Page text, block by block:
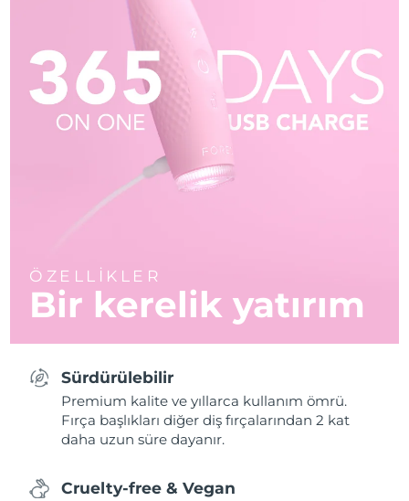
ÖZELLİKLER
Bir kerelik yatırım
Sürdürülebilir
Premium kalite ve yıllarca kullanım ömrü.
Fırça başlıkları diğer diş fırçalarından 2 kat
daha uzun süre dayanır.
Cruelty-free & Vegan